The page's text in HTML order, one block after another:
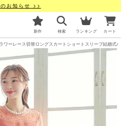
お知らせ >>
新作 検索 ランキング カート
ワーレース切替ロングスカートショートスリーブ結婚式